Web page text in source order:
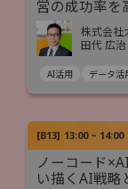
営の成功率を
株式会社
田代 広治
AI活用 データ活
[B13] 13:00 ~ 14:00
ノーコード
い描くAI戦略